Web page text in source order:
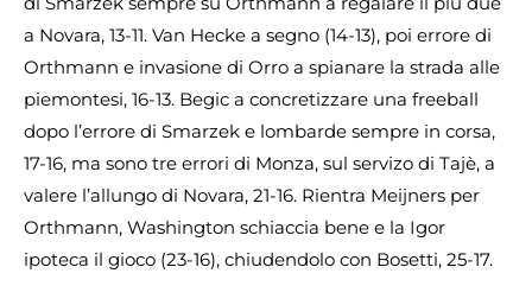
a Novara, 13-11. Van Hecke a segno (14-13), poi errore di
Orthmann e invasione di Orro a spianare la strada alle
piemontesi, 16-13. Begic a concretizzare una freeball
dopo l’errore di Smarzek e lombarde sempre in corsa,
17-16, ma sono tre errori di Monza, sul servizo di Tajè, a
valere l’allungo di Novara, 21-16. Rientra Meijners per
Orthmann, Washington schiaccia bene e la Igor
ipoteca il gioco (23-16), chiudendolo con Bosetti, 25-17.